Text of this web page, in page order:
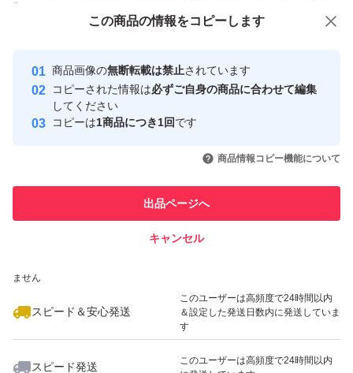
付与しています
安心取引出品者
心・安全なユーザーです
取引実績
引を完了させた実績があります
での取引実績があります
ません
スピード＆安心発送
このユーザーは高頻度で24時間以内
＆設定した発送日数内に発送していま
す
スピード発送
このユーザーは高頻度で24時間以内
この商品の情報をコピーします
商品画像の無断転載は禁止されています
コピーされた情報は必ずご自身の商品に合わせて編集
してください
コピーは1商品につき1回です
商品情報コピー機能について
出品ページへ
キャンセル
この商品をみている人にオススメ